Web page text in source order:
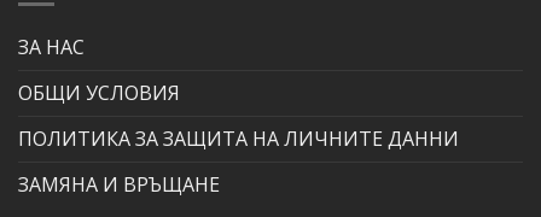
ЗА НАС
ОБЩИ УСЛОВИЯ
ПОЛИТИКА ЗА ЗАЩИТА НА ЛИЧНИТЕ ДАННИ
ЗАМЯНА И ВРЪЩАНЕ